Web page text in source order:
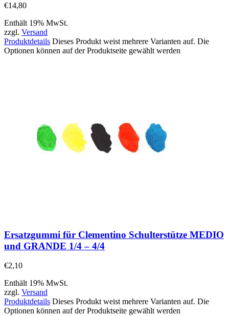
€14,80
Enthält 19% MwSt.
zzgl. Versand
Produktdetails Dieses Produkt weist mehrere Varianten auf. Die
Optionen können auf der Produktseite gewählt werden
Ersatzgummi für Clementino Schulterstütze MEDIO
und GRANDE 1/4 – 4/4
€2,10
Enthält 19% MwSt.
zzgl. Versand
Produktdetails Dieses Produkt weist mehrere Varianten auf. Die
Optionen können auf der Produktseite gewählt werden